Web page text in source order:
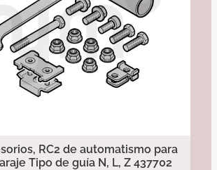
RC2 de automatismo para
Tipo de guía N, L, Z 437702